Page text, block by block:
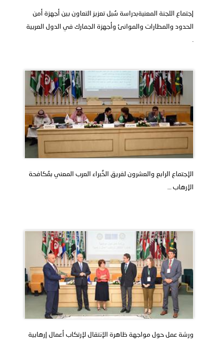
إجتماع اللجنة المعنيةبدراسة سُبل تعزيز التعاون بين أجهزة أمن
الحدود والمطارات والموانئ وأجهزة الجمارك في الدول العربية
.
الإجتماع الرابع والعشرون لفريق الخُبراء العرب المعني بمُكافحة
الإرهاب …
ورشة عمل حول مواجهة ظاهرة الإنتقال لإرتكاب أعمال إرهابية